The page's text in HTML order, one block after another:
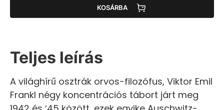
KOSÁRBA
Teljes leírás
A világhírű osztrák orvos-filozófus, Viktor Emil
Frankl négy koncentrációs tábort járt meg